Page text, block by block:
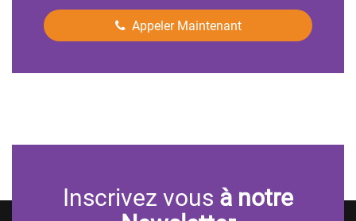
Appeler Maintenant
Inscrivez vous à notre